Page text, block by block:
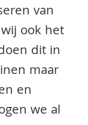
van
ook het
dit in
maar
en
we al